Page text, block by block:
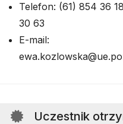
Telefon: (61) 854 36
30 63
E-mail:
Uczestnik